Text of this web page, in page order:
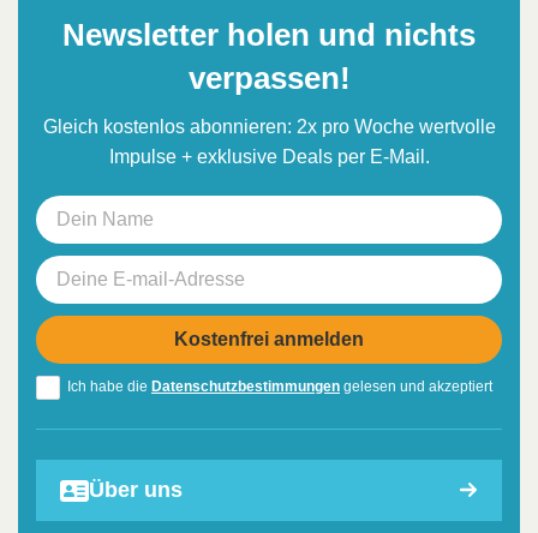
Newsletter holen und nichts
verpassen!
Gleich kostenlos abonnieren: 2x pro Woche wertvolle
Impulse + exklusive Deals per E-Mail.
Ich habe die Datenschutzbestimmungen gelesen und akzeptiert
Über uns